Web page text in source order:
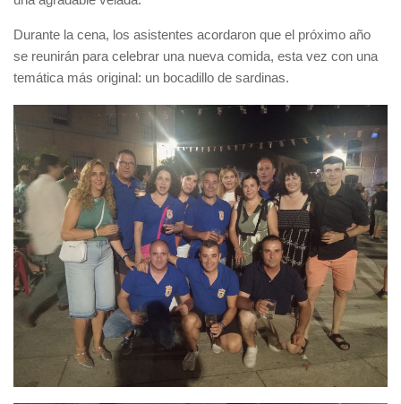
Durante la cena, los asistentes acordaron que el próximo año
se reunirán para celebrar una nueva comida, esta vez con una
temática más original: un bocadillo de sardinas.